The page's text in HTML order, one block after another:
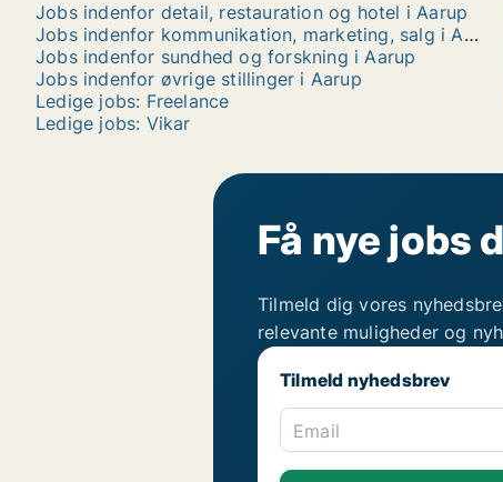
Jobs indenfor detail, restauration og hotel i Aarup
Jobs indenfor kommunikation, marketing, salg i Aarup
Jobs indenfor sundhed og forskning i Aarup
Jobs indenfor øvrige stillinger i Aarup
Ledige jobs: Freelance
Ledige jobs: Vikar
Få nye jobs
Tilmeld dig vores
relevante muligheder og
Tilmeld nyhedsbrev
Email